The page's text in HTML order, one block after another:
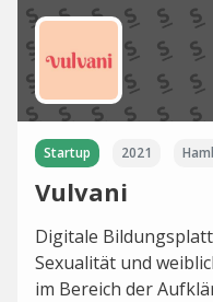
Startup 2021
Vulvani
Digitale
Sexualität und
im Bereich der